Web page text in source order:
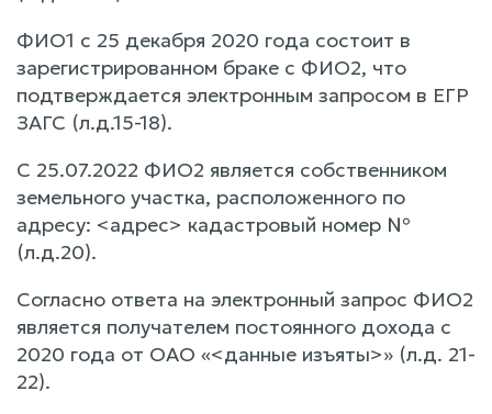
ФИО1 с 25 декабря 2020 года состоит в
зарегистрированном браке с ФИО2, что
подтверждается электронным запросом в ЕГР
ЗАГС (л.д.15-18).
С 25.07.2022 ФИО2 является собственником
земельного участка, расположенного по
адресу: <адрес> кадастровый номер №
(л.д.20).
Согласно ответа на электронный запрос ФИО2
является получателем постоянного дохода с
2020 года от ОАО «<данные изъяты>» (л.д. 21-
22).